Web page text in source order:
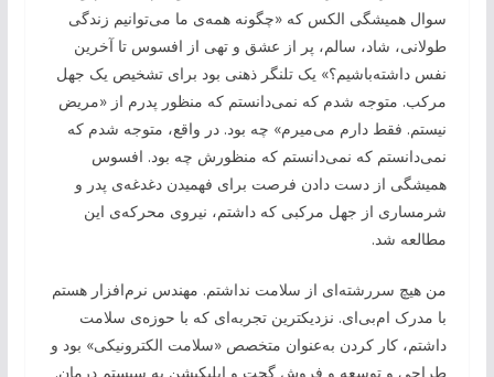
سوال همیشگی الکس که «چگونه همه‌ی ما می‌توانیم زندگی
طولانی، شاد، سالم، پر از عشق و تهی از افسوس تا آخرین
نفس داشته‌باشیم؟» یک تلنگر ذهنی بود برای تشخیص یک جهل
مرکب. متوجه شدم که نمی‌دانستم که منظور پدرم از «مریض
نیستم. فقط دارم می‌میرم» چه بود. در واقع، متوجه شدم که
نمی‌دانستم که نمی‌دانستم که منظورش چه بود. افسوس
همیشگی از دست دادن فرصت برای فهمیدن دغدغه‌ی پدر و
شرمساری از جهل مرکبی که داشتم، نیروی محرکه‌ی این
مطالعه شد.
من هیچ سررشته‌ای از سلامت نداشتم. مهندس نرم‌افزار هستم
با مدرک ام‌بی‌ای. نزدیکترین تجربه‌ای که با حوزه‌ی سلامت
داشتم، کار کردن به‌عنوان متخصص «سلامت الکترونیکی» بود و
طراحی و توسعه و فروش گجت و اپلیکیشن به سیستم درمان.